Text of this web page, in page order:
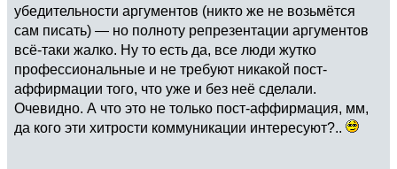
убедительности аргументов (никто же не возьмётся
сам писать) — но полноту репрезентации аргументов
всё-таки жалко. Ну то есть да, все люди жутко
профессиональные и не требуют никакой пост-
аффирмации того, что уже и без неё сделали.
Очевидно. А что это не только пост-аффирмация, мм,
да кого эти хитрости коммуникации интересуют?..